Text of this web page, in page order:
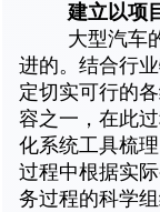
建立以项
大型汽车的
进的。结合行
定切实可行的
容之一，在此
化系统工具梳
过程中根据实
务过程的科学